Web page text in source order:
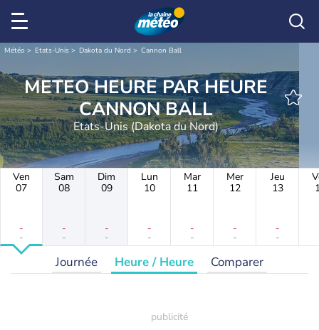
Météo Etats-Unis Dakota du Nord Cannon Ball
METEO HEURE PAR HEURE
CANNON BALL
Etats-Unis (Dakota du Nord)
Ven
07
-
-
Sam
08
-
-
Dim
09
-
-
Lun
10
-
-
Mar
11
-
-
Mer
12
-
-
Jeu
13
-
-
Journée Heure / Heure Comparer